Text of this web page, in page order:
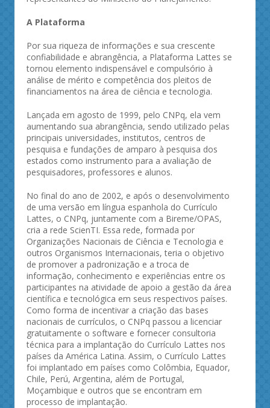
A Plataforma
Por sua riqueza de informações e sua crescente
confiabilidade e abrangência, a Plataforma Lattes se
tornou elemento indispensável e compulsório à
análise de mérito e competência dos pleitos de
financiamentos na área de ciência e tecnologia.
Lançada em agosto de 1999, pelo CNPq, ela vem
aumentando sua abrangência, sendo utilizado pelas
principais universidades, institutos, centros de
pesquisa e fundações de amparo à pesquisa dos
estados como instrumento para a avaliação de
pesquisadores, professores e alunos.
No final do ano de 2002, e após o desenvolvimento
de uma versão em língua espanhola do Currículo
Lattes, o CNPq, juntamente com a Bireme/OPAS,
cria a rede ScienTI. Essa rede, formada por
Organizações Nacionais de Ciência e Tecnologia e
outros Organismos Internacionais, teria o objetivo
de promover a padronização e a troca de
informação, conhecimento e experiências entre os
participantes na atividade de apoio a gestão da área
científica e tecnológica em seus respectivos países.
Como forma de incentivar a criação das bases
nacionais de currículos, o CNPq passou a licenciar
gratuitamente o software e fornecer consultoria
técnica para a implantação do Currículo Lattes nos
países da América Latina. Assim, o Currículo Lattes
foi implantado em países como Colômbia, Equador,
Chile, Perú, Argentina, além de Portugal,
Moçambique e outros que se encontram em
processo de implantação.